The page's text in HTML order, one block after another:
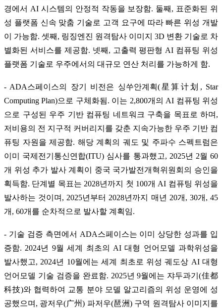
경에서 AI 시스템의 안정적 작동을 보장함. 둘째, 표준화된 위
성 플랫폼 신속 맞춤 기술로 고객 요구에 따라 빠른 위성 개발
이 가능함. 셋째, 링징엔진 원격탐사 이미지 3D 변환 기술로 차
별화된 서비스를 제공함. 넷째, 고출력 평판형 AI 컴퓨팅 위성
플랫폼 기술로 우주에서의 대규모 연산 처리를 가능하게 함.
- ADA스페이스의 장기 비전은 싱쑤안계획(星算计划, Star
Computing Plan)으로 구체화됨. 이는 2,800개의 AI 컴퓨팅 위성
으로 구성된 우주 기반 컴퓨팅 네트워크 구축을 목표로 하며,
저비용의 전 지구적 커버리지를 갖춘 지속가능한 우주 기반 컴
퓨팅 자원을 제공함. 해당 계획의 궤도 및 주파수 스펙트럼은
이미 국제전기통신연합(ITU) 심사를 통과했고, 2025년 2월 60
개 위성 추가 발사 계획이 중국 국가발전개혁위원회의 승인을
획득함. 단계별 목표는 2028년까지 첫 100개 AI 컴퓨팅 위성을
발사하는 것이며, 2025년부터 2028년까지 매년 20개, 30개, 45
개, 60개를 순차적으로 발사할 계획임.
- 기술 검증 측면에서 ADA스페이스는 이미 상당한 성과를 입
증함. 2024년 9월 세계 최초의 AI 대형 언어모델 과학위성을
발사했고, 2024년 10월에는 세계 최초로 위성 궤도상 AI 대형
언어모델 기술 검증을 완료함. 2025년 9월에는 쟈두과기(佳都
科技)와 협력하여 교통 분야 모델 알고리즘의 위성 운영에 성
공했으며, 광저우(广州) 파저우(琶洲) 구역 원격탐사 이미지를